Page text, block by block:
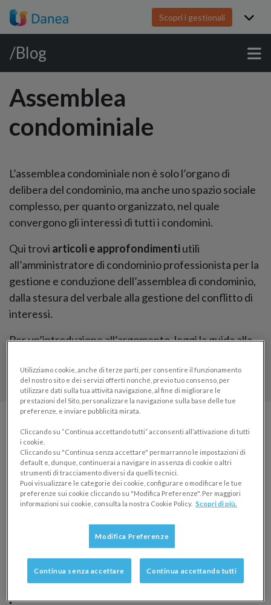
Scopri i gestionali
/Blog
Assemblea
condominiale
L’assemblea condominiale non è solo l’organo di
delibera del condominio, ma anche uno spazio sociale
complesso, per quanto organizzato, nel quale
convergono gli interessi di tutti i condomini.
Qui trovi articoli e approfondimentiutili
all’amministratore di condominio professionista per la
gestione e conduzione dell’assemblea di condominio,
dalla stesura del verbale alla gestione del conflitto di
interessi.
Per un’introduzione all’argomento, leggi la guida alla
condominiale.
Verbale assemblea condominiale, casi
pratici di vizi e nullità
Utilizziamo cookie, anche di terze parti, per consentire il funzionamento
del nostro sito e dei servizi offerti nonché, previo tuo consenso, per
utilizzare dati sulla tua attività navigazione, al fine di migliorare le
prestazioni del Sito, personalizzare la navigazione sulla base delle tue
preferenze, e inviare pubblicità mirata.
Cliccando su “Continua accettando tutti” acconsenti all’attivazione di tutti
i cookie.
Cliccando su "Continua senza accettare" permarranno le impostazioni di
default e, dunque, continuerai a navigare in assenza di cookie o altri
strumenti di tracciamento diversi da quelli tecnici.
Puoi visualizzare le categorie dei cookie, configurare o modificare le tue
preferenze sui cookie cliccando su "Modifica Preferenze". Per maggiori
informazioni sui cookie, consulta la nostra Cookie Policy. Scopri di più.
Modifica Preferenze
Continua senza accettare Continua accettando tutti